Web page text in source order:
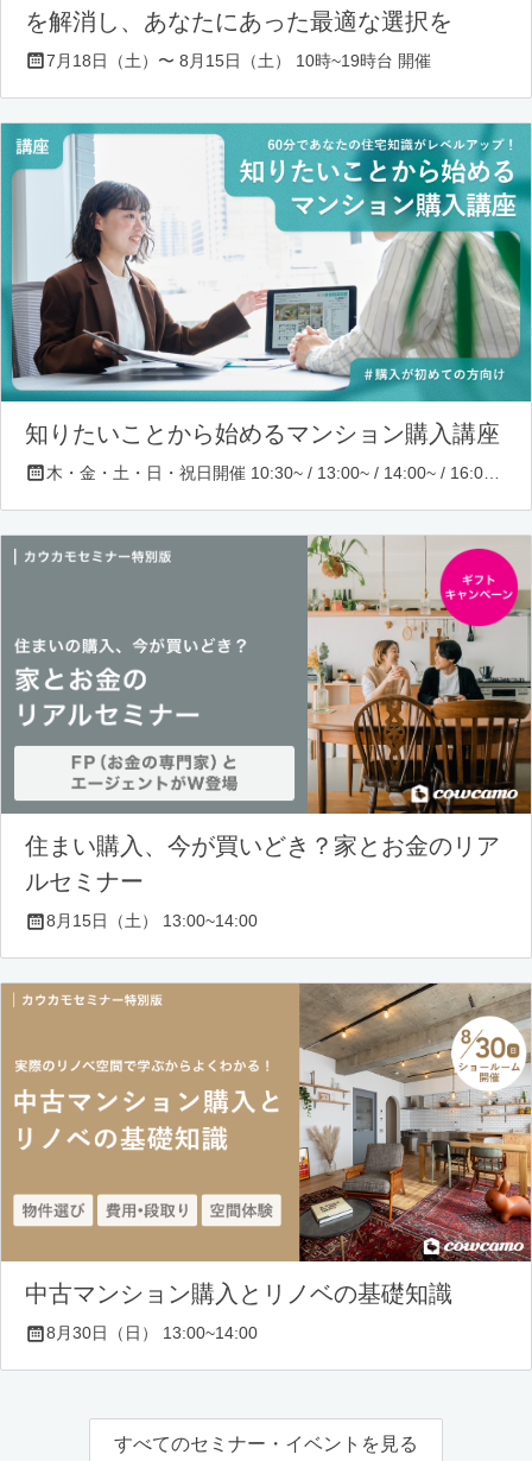
を解消し、あなたにあった最適な選択を
7月18日（土）〜 8月15日（土） 10時~19時台 開催
知りたいことから始めるマンション購入講座
住まい購入、今が買いどき？家とお金のリア
ルセミナー
8月15日（土） 13:00~14:00
中古マンション購入とリノベの基礎知識
8月30日（日） 13:00~14:00
すべてのセミナー・イベントを見る